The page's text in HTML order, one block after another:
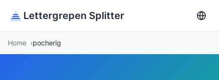
Lettergrepen Splitter
Home pocherig